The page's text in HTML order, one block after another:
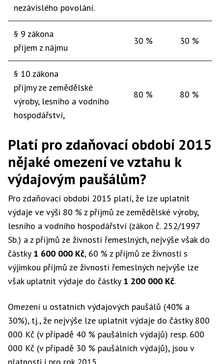
nezávislého povolání.
§ 9 zákona
příjem z nájmu
30 % 30 %
§ 10 zákona
příjmy ze zemědělské
výroby, lesního a vodního
hospodářství,
80 % 80 %
Platí pro zdaňovací období 2015
nějaké omezení ve vztahu k
výdajovým paušálům?
Pro zdaňovací období 2015 platí, že lze uplatnit
výdaje ve výši 80 % z příjmů ze zemědělské výroby,
lesního a vodního hospodářství (zákon č. 252/1997
Sb.) a z příjmů ze živností řemeslných, nejvýše však do
částky 1 600 000 Kč, 60 % z příjmů ze živnosti s
výjimkou příjmů ze živností řemeslných nejvýše lze
však uplatnit výdaje do částky 1 200 000 Kč.
Omezení u ostatních výdajových paušálů (40% a
30%), tj., že nejvýše lze uplatnit výdaje do částky 800
000 Kč (v případě 40 % paušálních výdajů) resp. 600
000 Kč (v případě 30 % paušálních výdajů), jsou v